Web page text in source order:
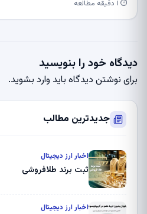
⏱ ۱ دقیقه مطالعه
دیدگاه خود را بنویسید
برای نوشتن دیدگاه باید وارد بشوید.
جدیدترین مطالب
اخبار ارز دیجیتال
ثبت برند طلافروشی
اخبار ارز دیجیتال